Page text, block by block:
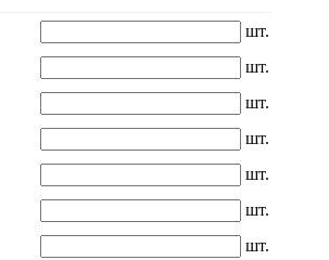
шт.
шт.
шт.
шт.
шт.
шт.
шт.